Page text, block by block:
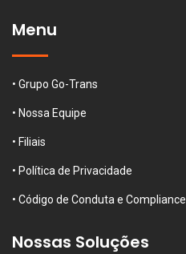
Menu
• Grupo Go-Trans
• Nossa Equipe
• Filiais
• Política de Privacidade
• Código de Conduta e Compliance
Nossas Soluções